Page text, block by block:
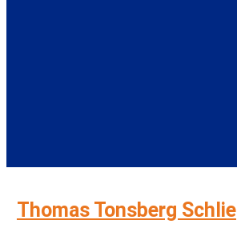
Thomas Tonsberg Schlie